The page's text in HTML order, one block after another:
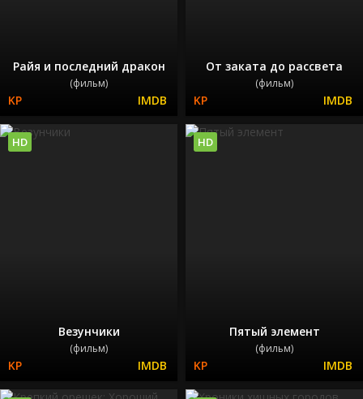
Райя и последний дракон
(фильм)
От заката до рассвета
(фильм)
Везунчики
(фильм)
HD
Пятый элемент
(фильм)
HD